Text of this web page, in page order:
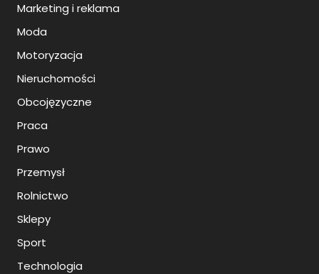
Marketing i reklama
Moda
Motoryzacja
Nieruchomości
Obcojęzyczne
Praca
Prawo
Przemysł
Rolnictwo
Sklepy
Sport
Technologia